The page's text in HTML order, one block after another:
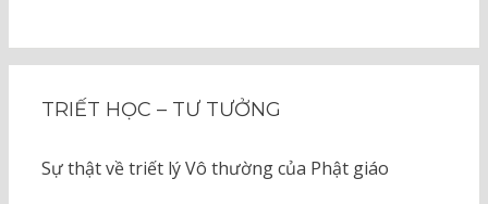
TRIẾT HỌC – TƯ TƯỞNG
Sự thật về triết lý Vô thường của Phật giáo